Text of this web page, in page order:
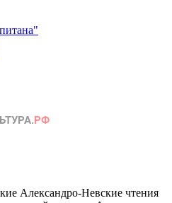
Александро-Невские чтения